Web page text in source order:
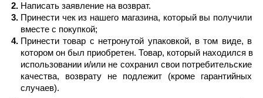
Написать заявление на возврат.
Принести чек из нашего магазина, который вы получили
вместе с покупкой;
Принести товар с нетронутой упаковкой, в том виде, в
котором он был приобретен. Товар, который находился в
использовании и/или не сохранил свои потребительские
качества, возврату не подлежит (кроме гарантийных
случаев).